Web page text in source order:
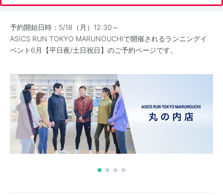
予約開始日時：5/18（月）12:30～
ASICS RUN TOKYO MARUNOUCHIで開催されるランニングイ
ベント6月【平日夜/土日祝日】のご予約ページです。